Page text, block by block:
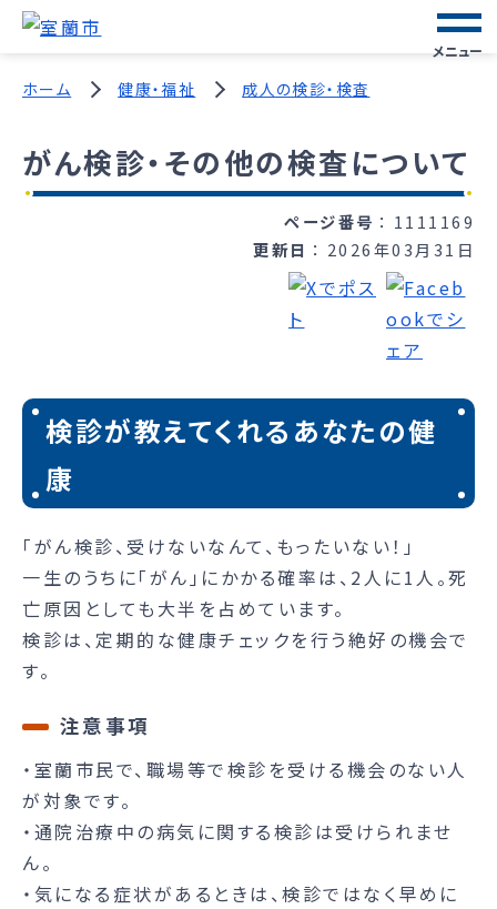
メニュー
ホーム 健康・福祉 成人の検診・検査
がん検診・その他の検査について
ページ番号
1111169
更新日
2026年03月31日
検診が教えてくれるあなたの健
康
「がん検診、受けないなんて、もったいない！」
一生のうちに「がん」にかかる確率は、2人に1人。死
亡原因としても大半を占めています。
検診は、定期的な健康チェックを行う絶好の機会で
す。
注意事項
・室蘭市民で、職場等で検診を受ける機会のない人
が対象です。
・通院治療中の病気に関する検診は受けられませ
ん。
・気になる症状があるときは、検診ではなく早めに